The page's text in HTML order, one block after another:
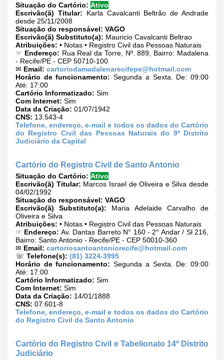
Situação do Cartório: Ativo
Escrivão(ã) Titular: Karla Cavalcanti Beltrão de Andrade
desde 25/11/2008
Situação do responsável: VAGO
Escrivão(ã) Substituto(a): Mauricio Cavalcanti Beltrao
Atribuições: • Notas • Registro Civil das Pessoas Naturais
☞ Endereço: Rua Real da Torre, Nº. 889, Bairro: Madalena
- Recife/PE - CEP 50710-100
✉ Email: cartoriodamadalenarecifepe@hotmail.com
Horário de funcionamento: Segunda a Sexta. De: 09:00
Até: 17:00
Cartório Informatizado: Sim
Com Internet: Sim
Data da Criação: 01/07/1942
CNS: 13.543-4
Telefone, endereço, e-mail e todos os dados do Cartório
do Registro Civil das Pessoas Naturais do 9º Distrito
Judiciário da Capital
Cartório do Registro Civil de Santo Antonio
Situação do Cartório: Ativo
Escrivão(ã) Titular: Marcos Israel de Oliveira e Silva desde
04/02/1992
Situação do responsável: VAGO
Escrivão(ã) Substituto(a): Maria Adelaide Carvalho de
Oliveira e Silva
Atribuições: • Notas • Registro Civil das Pessoas Naturais
☞ Endereço: Av. Dantas Barreto N° 160 - 2° Andar / Sl 216,
Bairro: Santo Antonio - Recife/PE - CEP 50010-360
✉ Email: cartoriosantoantoniorecife@hotmail.com
☏ Telefone(s): (81) 3224-3995
Horário de funcionamento: Segunda a Sexta. De: 09:00
Até: 17:00
Cartório Informatizado: Sim
Com Internet: Sim
Data da Criação: 14/01/1888
CNS: 07.601-8
Telefone, endereço, e-mail e todos os dados do Cartório
do Registro Civil de Santo Antonio
Cartório do Registro Civil e Tabelionato 14º Distrito
Judiciário